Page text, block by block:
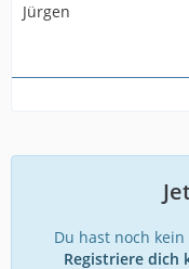
Jürgen
Du hast noch
Registriere dich